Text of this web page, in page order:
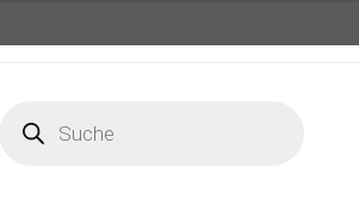
search